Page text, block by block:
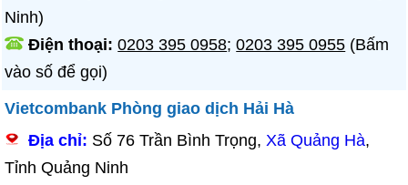
Ninh)
Điện thoại:0203 395 0958;0203 395 0955 (Bấm
vào số để gọi)
Vietcombank Phòng giao dịch Hải Hà
Địa chỉ: Số 76 Trần Bình Trọng,Xã Quảng Hà,
Tỉnh Quảng Ninh